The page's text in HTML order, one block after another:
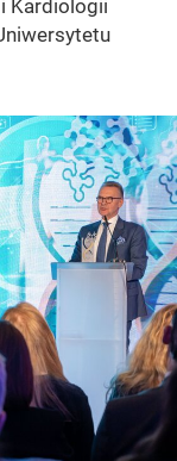
Kardiologii